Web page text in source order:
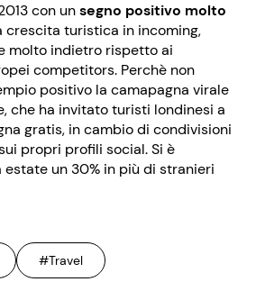
con unsegno positivo molto
crescita turistica in incoming,
molto indietro rispetto ai
competitors. Perchè non
positivo la camapagna virale
che ha invitato turisti londinesi a
gratis, in cambio di condivisioni
propri profili social. Si è
un 30% in più di stranieri
#Travel